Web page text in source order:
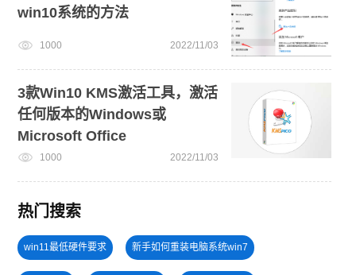
win10系统的方法
1000 2022/11/03
3款Win10 KMS激活工具，激活
任何版本的Windows或
Microsoft Office
1000 2022/11/03
热门搜索
win11最低硬件要求 新手如何重装电脑系统win7